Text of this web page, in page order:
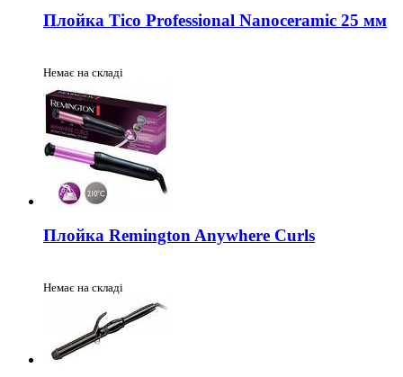
Плойка Tico Professional Nanoceramic 25 мм
Немає на складі
Плойка Remington Anywhere Curls
Немає на складі